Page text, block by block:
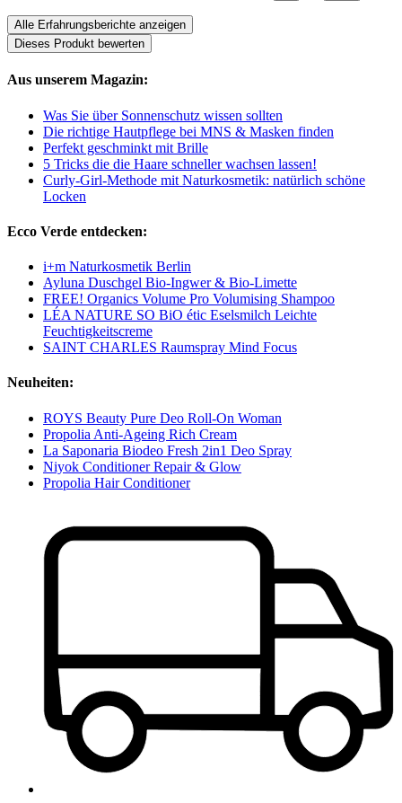
Alle Erfahrungsberichte anzeigen
Dieses Produkt bewerten
Aus unserem Magazin:
Was Sie über Sonnenschutz wissen sollten
Die richtige Hautpflege bei MNS & Masken finden
Perfekt geschminkt mit Brille
5 Tricks die die Haare schneller wachsen lassen!
Curly-Girl-Methode mit Naturkosmetik: natürlich schöne
Locken
Ecco Verde entdecken:
i+m Naturkosmetik Berlin
Ayluna Duschgel Bio-Ingwer & Bio-Limette
FREE! Organics Volume Pro Volumising Shampoo
LÉA NATURE SO BiO étic Eselsmilch Leichte
Feuchtigkeitscreme
SAINT CHARLES Raumspray Mind Focus
Neuheiten:
ROYS Beauty Pure Deo Roll-On Woman
Propolia Anti-Ageing Rich Cream
La Saponaria Biodeo Fresh 2in1 Deo Spray
Niyok Conditioner Repair & Glow
Propolia Hair Conditioner